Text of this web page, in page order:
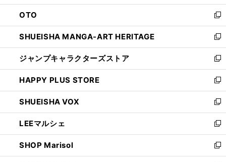
ウ
で
開
く
ン
ド
ウ
で
開
く
OTO
新
し
い
ウ
ィ
ン
ド
ウ
で
開
く
SHUEISHA MANGA-ART HERITAGE
新
し
い
ウ
ィ
ン
ド
ウ
で
開
く
ジャンプキャラクターズストア
新
し
い
ウ
ィ
ン
ド
ウ
で
開
HAPPY PLUS STORE
新
し
い
ウ
ィ
ン
ド
ウ
SHUEISHA VOX
新
し
い
ウ
ィ
ン
LEEマルシェ
新
し
い
ウ
SHOP Marisol
新
し